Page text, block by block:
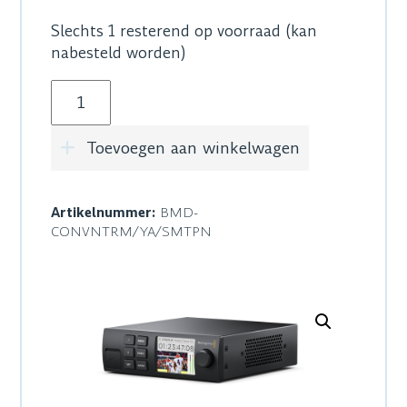
Slechts 1 resterend op voorraad (kan
nabesteld worden)
Blackmagic Design Teranex Mini - Smart
Toevoegen aan winkelwagen
Artikelnummer: BMD-
CONVNTRM/YA/SMTPN